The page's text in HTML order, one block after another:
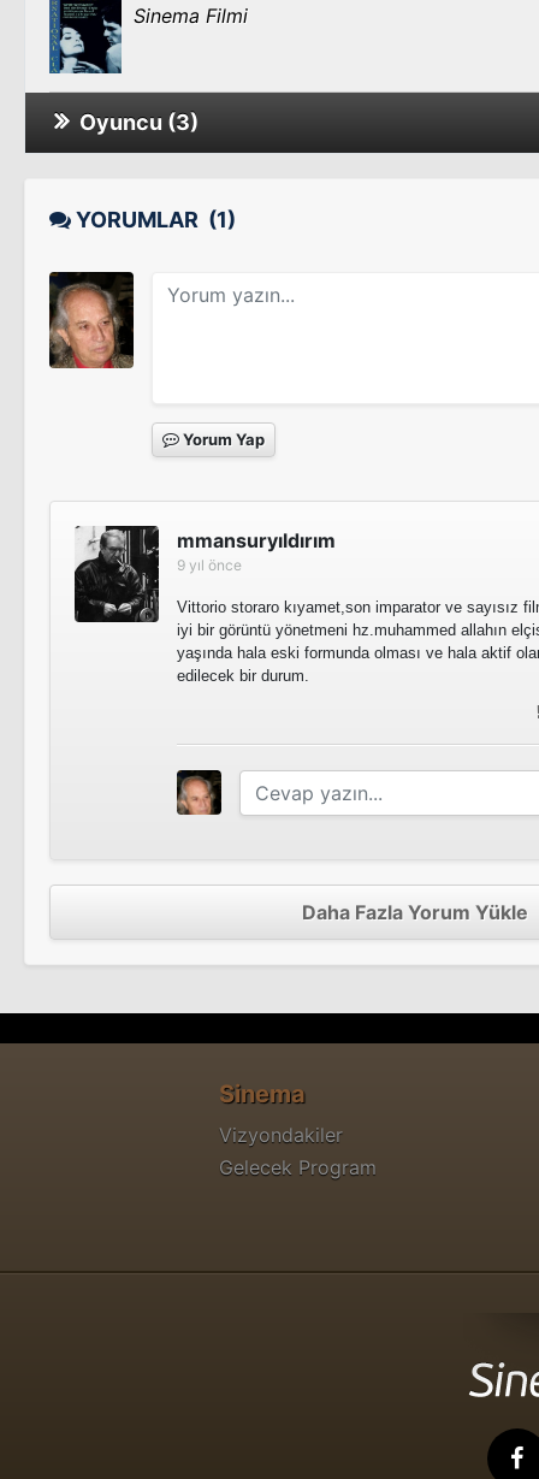
Sinema Filmi
Oyuncu (3)
Video
Kıyamet
YORUMLAR (1)
Yorum Yap
mmansuryıldırım
9 yıl önce
Vittorio storaro kıyamet,son imparator ve sayısız
iyi bir görüntü yönetmeni hz.muhammed allahın
yaşında hala eski formunda olması ve hala aktif
edilecek bir durum.
Daha Fazla Yorum Yükle
Sinema
Vizyondakiler
Gelecek Program